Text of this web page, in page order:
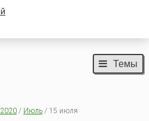
Темы
2020/ Июль/ 15 июля